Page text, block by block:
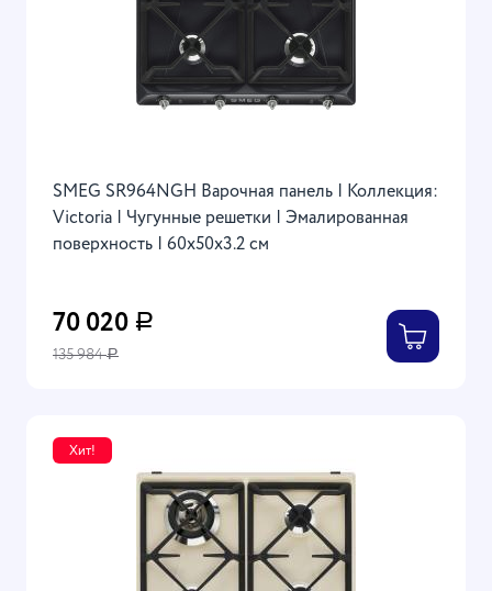
SMEG SR964NGH Варочная панель | Коллекция:
Victoria | Чугунные решетки | Эмалированная
поверхность | 60x50x3.2 см
70 020 Р
135 984Р
Хит!